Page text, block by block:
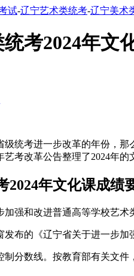
试-辽宁艺术类统考-辽宁美术
考2024年文
级统考进一步改革的年份，
艺考改革公告整理了2024年
2024年文化课成绩
加强和改进普通高等学校艺
发布的《辽宁省关于进一步
制分数线。按教育部有关文